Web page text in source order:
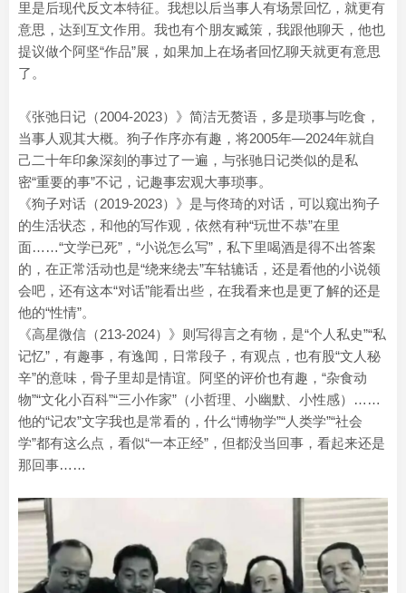
里是后现代反文本特征。我想以后当事人有场景回忆，就更有
意思，达到互文作用。我也有个朋友臧策，我跟他聊天，他也
提议做个阿坚“作品”展，如果加上在场者回忆聊天就更有意思
了。
《张弛日记（2004-2023）》简洁无赘语，多是琐事与吃食，
当事人观其大概。狗子作序亦有趣，将2005年—2024年就自
己二十年印象深刻的事过了一遍，与张驰日记类似的是私
密“重要的事”不记，记趣事宏观大事琐事。
《狗子对话（2019-2023）》是与佟琦的对话，可以窥出狗子
的生活状态，和他的写作观，依然有种“玩世不恭”在里
面……“文学已死”，“小说怎么写”，私下里喝酒是得不出答案
的，在正常活动也是“绕来绕去”车轱辘话，还是看他的小说领
会吧，还有这本“对话”能看出些，在我看来也是更了解的还是
他的“性情”。
《高星微信（213-2024）》则写得言之有物，是“个人私史”“私
记忆”，有趣事，有逸闻，日常段子，有观点，也有股“文人秘
辛”的意味，骨子里却是情谊。阿坚的评价也有趣，“杂食动
物”“文化小百科”“三小作家”（小哲理、小幽默、小性感）……
他的“记农”文字我也是常看的，什么“博物学”“人类学”“社会
学”都有这么点，看似“一本正经”，但都没当回事，看起来还是
那回事……